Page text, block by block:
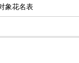
象花名表